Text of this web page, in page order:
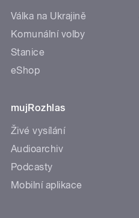
Válka na Ukrajině
Komunální volby
Stanice
eShop
mujRozhlas
Živé vysílání
Audioarchiv
Podcasty
Mobilní aplikace